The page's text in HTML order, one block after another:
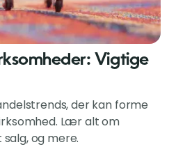
Vigtige
der kan forme
Lær alt om
og mere.